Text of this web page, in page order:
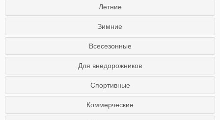
Летние
Зимние
Всесезонные
Для внедорожников
Спортивные
Коммерческие